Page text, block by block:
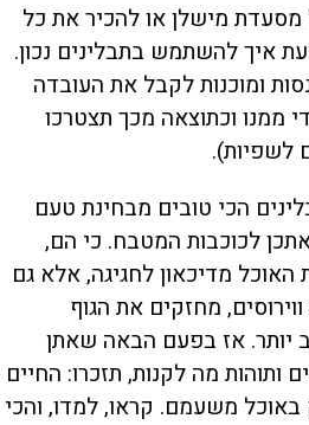
מישלן או להכיר את כל
איך להשתמש בתבלינים נכון.
ומוכנות לקבל את העובדה
ממנו וכתוצאה מכך תצטרכו
לשפיות).
דירוג של 10 התבלינים הכי טובים מבחינת טעם
לכוכבות המטבח. כי הם,
מדיכאון לחגיגה, אלא גם
מחזקים את הגוף
יותר. אז בפעם הבאה שאתן
ותוהות מה לקנות, תזכרו: החיים
משעמם. קראו, למדו, והכי